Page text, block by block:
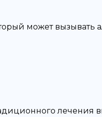
может вызывать
лечения